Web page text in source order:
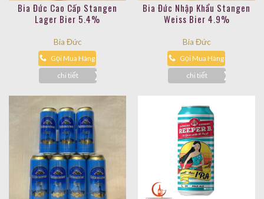
Bia Đức Cao Cấp Stangen
Lager Bier 5.4%
Bia Đức
Gọi Mua Hàng
chi tiết
Bia Đức Nhập Khẩu Stangen
Weiss Bier 4.9%
Bia Đức
Gọi Mua Hàng
chi tiết